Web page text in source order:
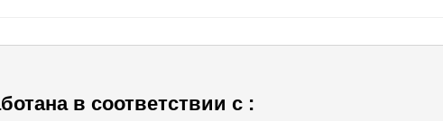
в соответствии с :